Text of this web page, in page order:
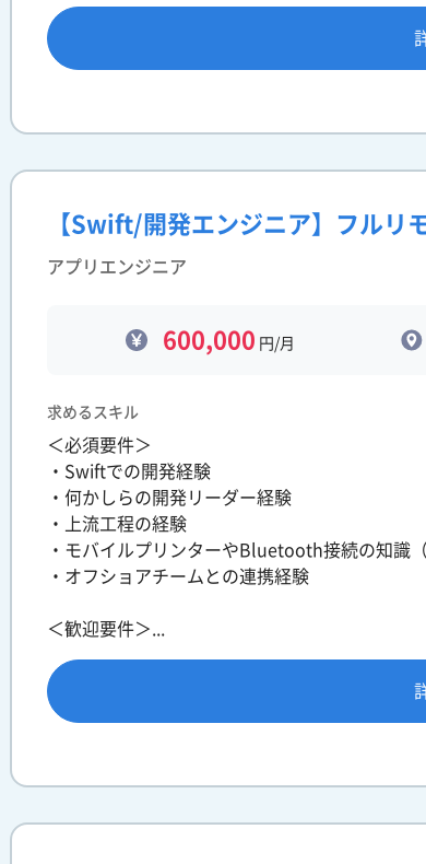
【Swift/開発エンジニア】フルリ
アプリエンジニア
600,000 円/月
求めるスキル
＜必須要件＞
・Swiftでの開発経験
・何かしらの開発リーダー経験
・上流工程の経験
・モバイルプリンターやBluetooth接続の知識
・オフショアチームとの連携経験
＜歓迎要件＞...